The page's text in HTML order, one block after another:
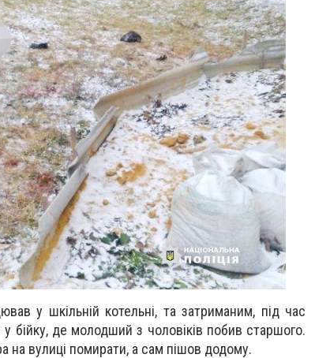
у шкільній котельні, та затриманим, під час
бійку, де молодший з чоловіків побив старшого.
на вулиці помирати, а сам пішов додому.